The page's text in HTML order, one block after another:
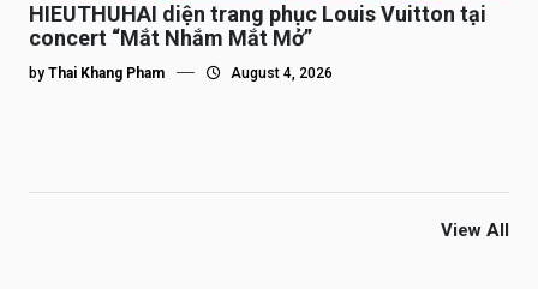
HIEUTHUHAI diện trang phục Louis Vuitton tại
concert “Mắt Nhắm Mắt Mở”
by Thai Khang Pham August 4, 2026
View All